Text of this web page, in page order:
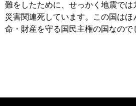
難をしたために、せっかく地震では
災害関連死しています。この国はほ
命・財産を守る国民主権の国なので